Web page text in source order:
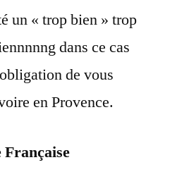
un « trop bien » trop
dans ce cas
de vous
en Provence.
Française